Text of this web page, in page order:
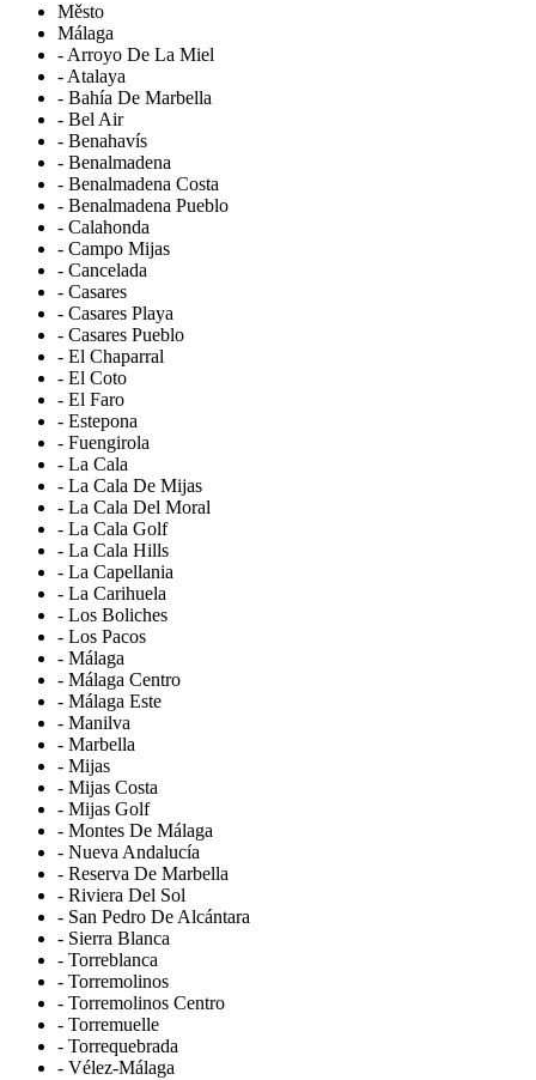
Město
Málaga
- Arroyo De La Miel
- Atalaya
- Bahía De Marbella
- Bel Air
- Benahavís
- Benalmadena
- Benalmadena Costa
- Benalmadena Pueblo
- Calahonda
- Campo Mijas
- Cancelada
- Casares
- Casares Playa
- Casares Pueblo
- El Chaparral
- El Coto
- El Faro
- Estepona
- Fuengirola
- La Cala
- La Cala De Mijas
- La Cala Del Moral
- La Cala Golf
- La Cala Hills
- La Capellania
- La Carihuela
- Los Boliches
- Los Pacos
- Málaga
- Málaga Centro
- Málaga Este
- Manilva
- Marbella
- Mijas
- Mijas Costa
- Mijas Golf
- Montes De Málaga
- Nueva Andalucía
- Reserva De Marbella
- Riviera Del Sol
- San Pedro De Alcántara
- Sierra Blanca
- Torreblanca
- Torremolinos
- Torremolinos Centro
- Torremuelle
- Torrequebrada
- Vélez-Málaga